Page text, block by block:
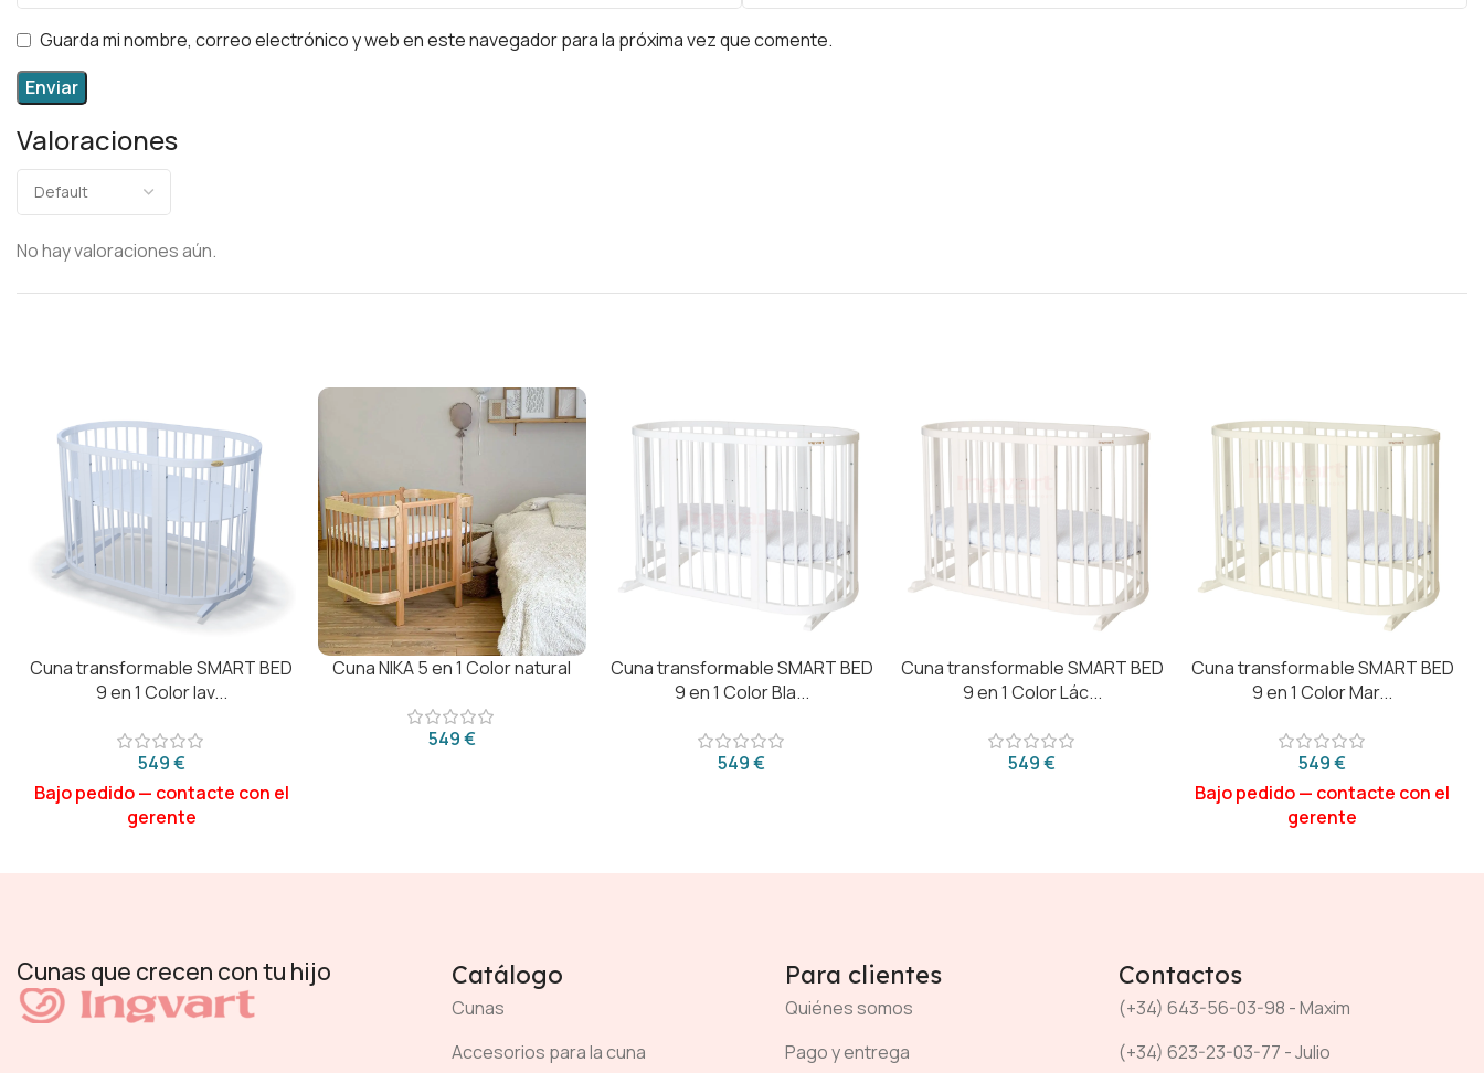
Valoraciones
No hay valoraciones aún.
Guarda mi nombre, correo electrónico y web en este navegador para la próxima vez que comente.
Cuna transformable SMART BED
9 en 1 Color lav...
€
Cuna NIKA 5 en 1 Color natural
€
Cuna transformable SMART BED
9 en 1 Color Bla...
€
Cuna transformable SMART BED
9 en 1 Color Lác...
€
Cuna transformable SMART BED
9 en 1 Color Mar...
€
Cunas que crecen con tu hijo Catálogo
Cunas
Accesorios para la cuna
Para clientes
Quiénes somos
Pago y entrega
Contactos
(+34) 643-56-03-98 - Maxim
(+34) 623-23-03-77 - Julio